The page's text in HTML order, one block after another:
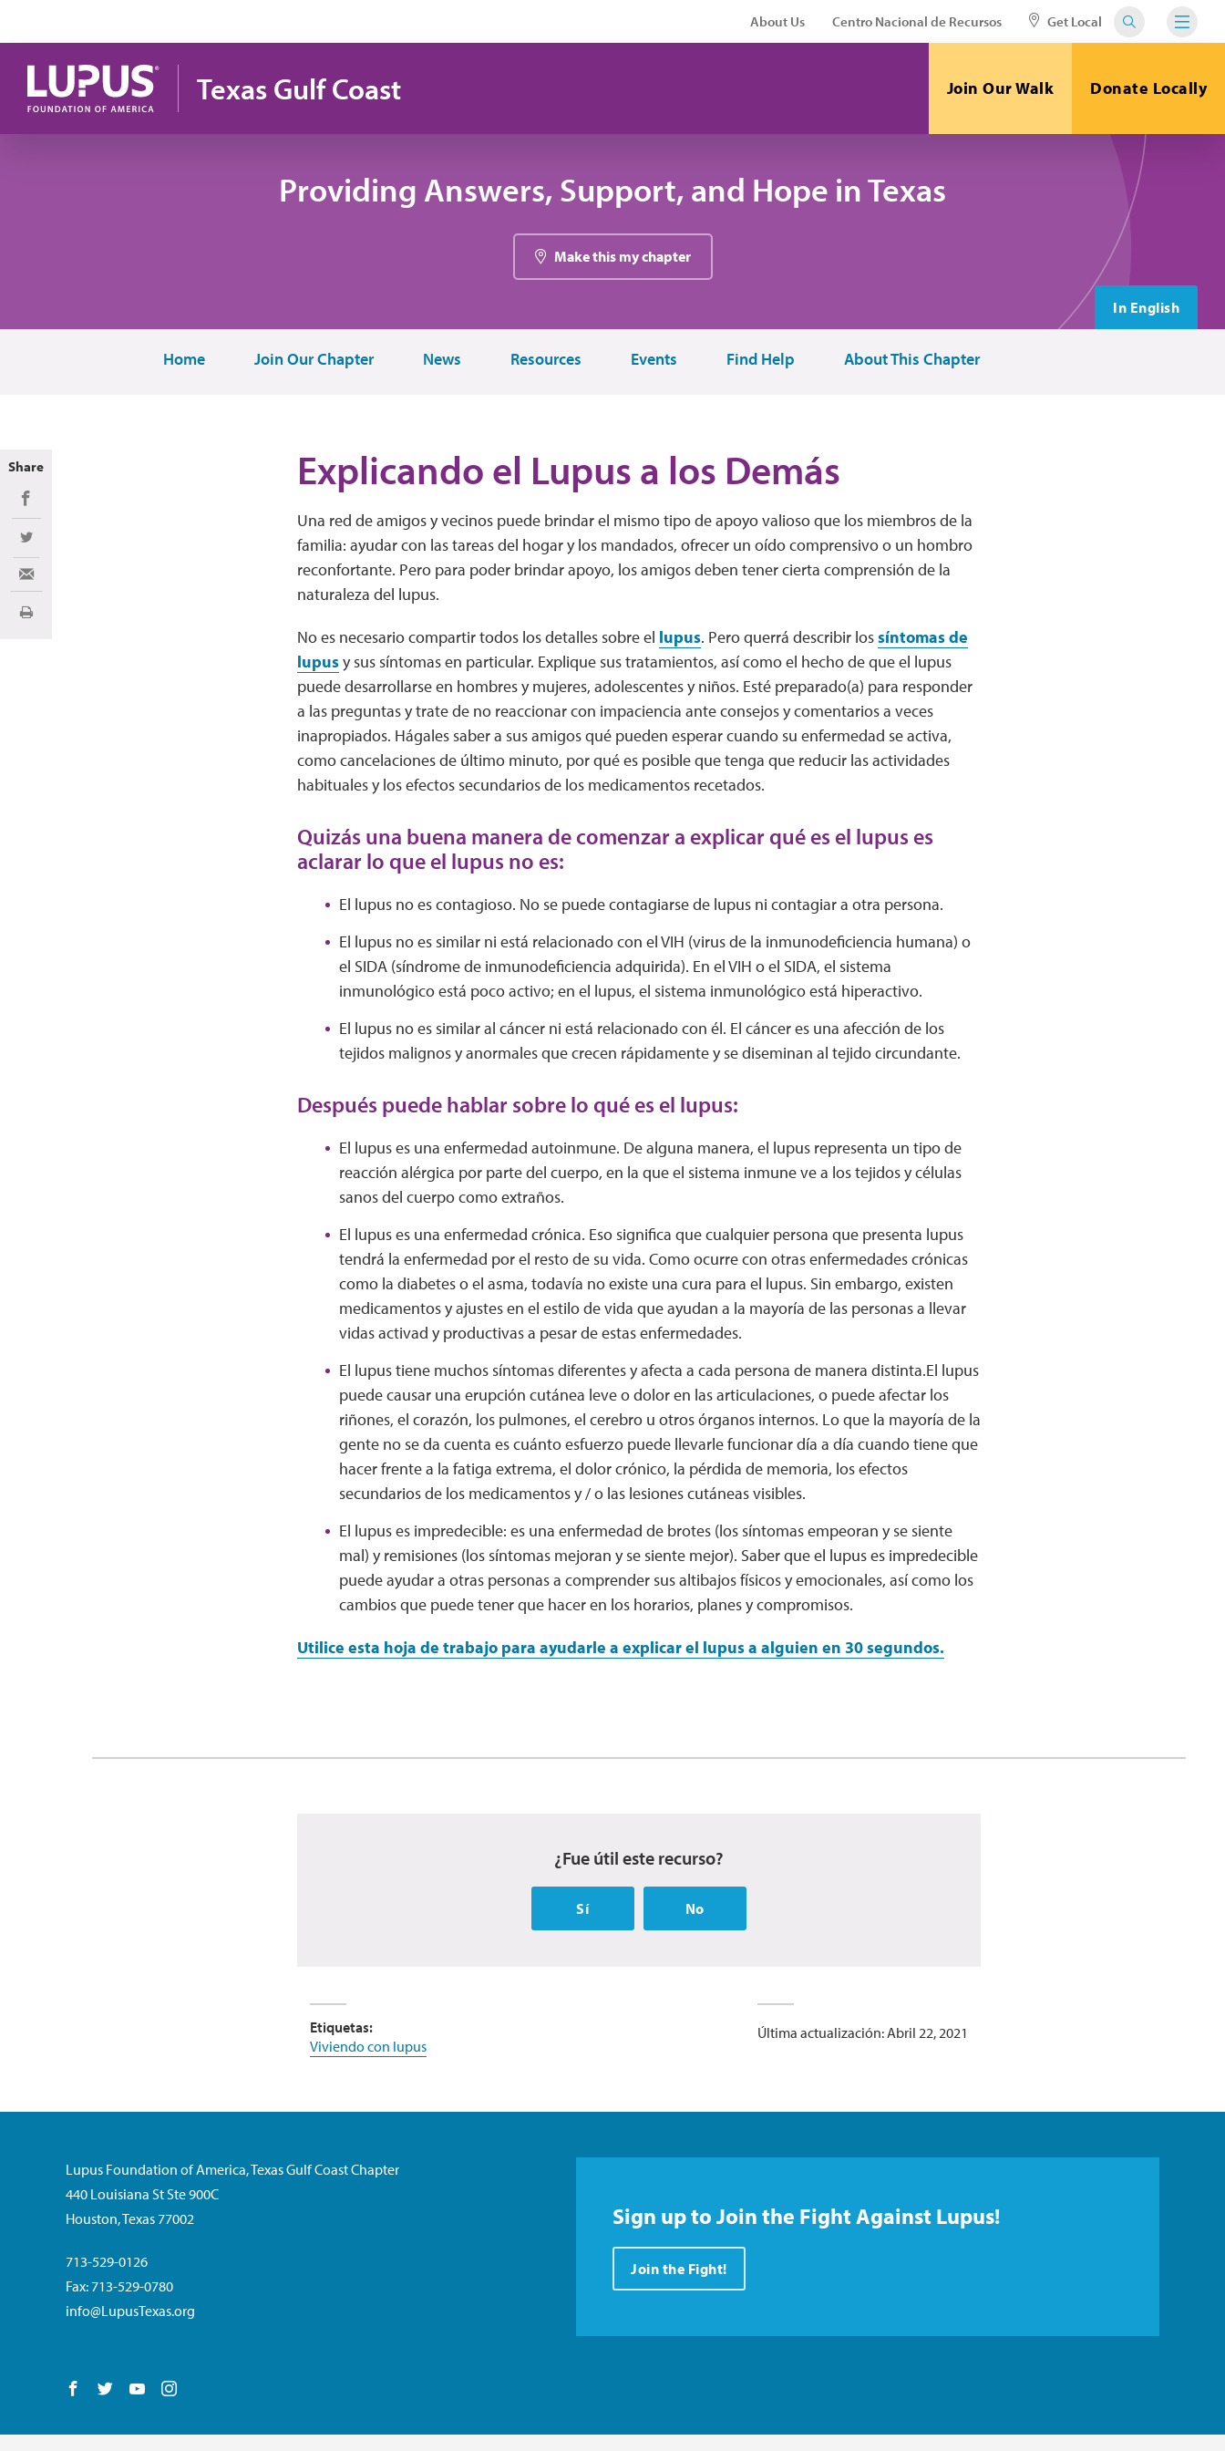
About Us Centro Nacional de Recursos Get Local
Texas Gulf Coast Join Our Walk Donate Locally
Providing Answers, Support, and Hope in Texas
Make this my chapter
In English
Home Join Our Chapter News Resources Events Find Help About This Chapter
Explicando el Lupus a los Demás
Una red de amigos y vecinos puede brindar el mismo tipo de apoyo valioso que los miembros de la
familia: ayudar con las tareas del hogar y los mandados, ofrecer un oído comprensivo o un hombro
reconfortante. Pero para poder brindar apoyo, los amigos deben tener cierta comprensión de la
naturaleza del lupus.
No es necesario compartir todos los detalles sobre el lupus. Pero querrá describir lossíntomas de
lupusy sus síntomas en particular. Explique sus tratamientos, así como el hecho de que el lupus
puede desarrollarse en hombres y mujeres, adolescentes y niños. Esté preparado(a) para responder
a las preguntas y trate de no reaccionar con impaciencia ante consejos y comentarios a veces
inapropiados. Hágales saber a sus amigos qué pueden esperar cuando su enfermedad se activa,
como cancelaciones de último minuto, por qué es posible que tenga que reducir las actividades
habituales y los efectos secundarios de los medicamentos recetados.
Quizás una buena manera de comenzar a explicar qué es el lupus es
aclarar lo que el lupus no es:
El lupus no es contagioso. No se puede contagiarse de lupus ni contagiar a otra persona.
El lupus no es similar ni está relacionado con el VIH (virus de la inmunodeficiencia humana) o
el SIDA (síndrome de inmunodeficiencia adquirida). En el VIH o el SIDA, el sistema
inmunológico está poco activo; en el lupus, el sistema inmunológico está hiperactivo.
El lupus no es similar al cáncer ni está relacionado con él. El cáncer es una afección de los
tejidos malignos y anormales que crecen rápidamente y se diseminan al tejido circundante.
Después puede hablar sobre lo qué es el lupus:
El lupus es una enfermedad autoinmune. De alguna manera, el lupus representa un tipo de
reacción alérgica por parte del cuerpo, en la que el sistema inmune ve a los tejidos y células
sanos del cuerpo como extraños.
El lupus es una enfermedad crónica. Eso significa que cualquier persona que presenta lupus
tendrá la enfermedad por el resto de su vida. Como ocurre con otras enfermedades crónicas
como la diabetes o el asma, todavía no existe una cura para el lupus. Sin embargo, existen
medicamentos y ajustes en el estilo de vida que ayudan a la mayoría de las personas a llevar
vidas activad y productivas a pesar de estas enfermedades.
El lupus tiene muchos síntomas diferentes y afecta a cada persona de manera distinta.El lupus
puede causar una erupción cutánea leve o dolor en las articulaciones, o puede afectar los
riñones, el corazón, los pulmones, el cerebro u otros órganos internos. Lo que la mayoría de la
gente no se da cuenta es cuánto esfuerzo puede llevarle funcionar día a día cuando tiene que
hacer frente a la fatiga extrema, el dolor crónico, la pérdida de memoria, los efectos
secundarios de los medicamentos y / o las lesiones cutáneas visibles.
El lupus es impredecible: es una enfermedad de brotes (los síntomas empeoran y se siente
mal) y remisiones (los síntomas mejoran y se siente mejor). Saber que el lupus es impredecible
puede ayudar a otras personas a comprender sus altibajos físicos y emocionales, así como los
cambios que puede tener que hacer en los horarios, planes y compromisos.
Utilice esta hoja de trabajo para ayudarle a explicar el lupus a alguien en 30 segundos.
¿Fue útil este recurso?
Sí No
Etiquetas:
Viviendo con lupus
Última actualización: Abril 22, 2021
Share
Share on Facebook
Share on Twitter
Share via Email
Imprimir
Lupus Foundation of America, Texas Gulf Coast Chapter
440 Louisiana St Ste 900C
Houston, Texas 77002
713-529-0126
Fax: 713-529-0780
info@LupusTexas.org
Follow us on Facebook
Follow us on Twitter
Follow us on YouTube
Sign up to Join the Fight Against Lupus!
Join the Fight!